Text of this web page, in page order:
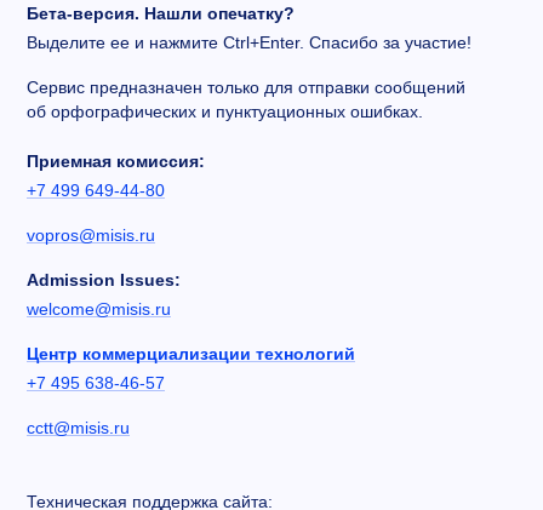
Бета-версия. Нашли опечатку?
Выделите ее и нажмите Ctrl+Enter. Спасибо за участие!
Сервис предназначен только для отправки сообщений
об орфографических и пунктуационных ошибках.
Приемная комиссия:
+7 499 649-44-80
vopros@misis.ru
Admission Issues:
welcome@misis.ru
Центр коммерциализации технологий
+7 495 638-46-57
cctt@misis.ru
Техническая поддержка сайта: